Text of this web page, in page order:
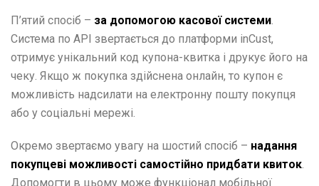
П’ятий спосіб – за допомогою касової системи.
Система по API звертається до платформи inCust,
отримує унікальний код купона-квитка і друкує його на
чеку. Якщо ж покупка здійснена онлайн, то купон є
можливість надсилати на електронну пошту покупця
або у соціальні мережі.
Окремо звертаємо увагу на шостий спосіб – надання
покупцеві можливості самостійно придбати квиток.
Допомогти в цьому може функціонал мобільної